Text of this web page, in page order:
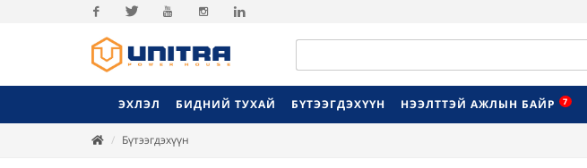
Facebook
ЭХЛЭЛ БИДНИЙ ТУХАЙ БҮТЭЭГДЭХҮҮН НЭЭЛТТЭЙ АЖЛЫН БАЙР 7
Бүтээгдэхүүн